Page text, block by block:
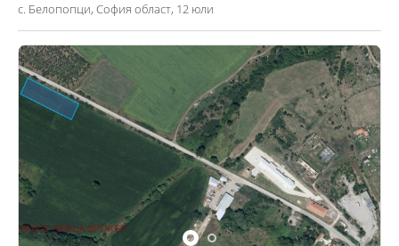
с. Белопопци, София област, 12 юли